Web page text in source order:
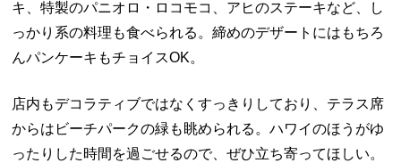
キ、特製のパニオロ・ロコモコ、アヒのステーキなど、し
っかり系の料理も食べられる。締めのデザートにはもちろ
んパンケーキもチョイスOK。
店内もデコラティブではなくすっきりしており、テラス席
からはビーチパークの緑も眺められる。ハワイのほうがゆ
ったりした時間を過ごせるので、ぜひ立ち寄ってほしい。